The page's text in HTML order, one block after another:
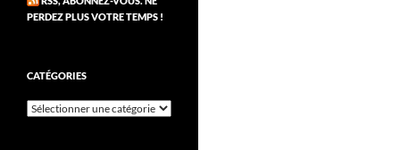
PERDEZ PLUS VOTRE TEMPS !
CATÉGORIES
Catégories